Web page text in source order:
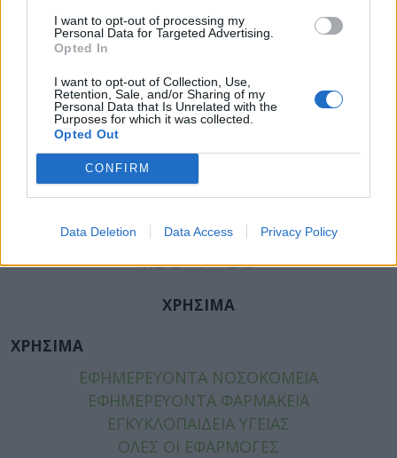
I want to opt-out of processing my
Personal Data for Targeted Advertising.
Opted In
I want to opt-out of Collection, Use,
Retention, Sale, and/or Sharing of my
Personal Data that Is Unrelated with the
Purposes for which it was collected.
Opted Out
CONFIRM
Data Deletion Data Access Privacy Policy
ΕΙΔΗΣΕΙΣ
ΥΓΕΙΑ
ΨΥΧΙΚΗ ΥΓΕΙΑ
ΔΙΑΤΡΟΦΗ
TIPS
HEALTH TALKS
ΧΡΗΣΙΜΑ
ΧΡΗΣΙΜΑ
ΕΦΗΜΕΡΕΥΟΝΤΑ ΝΟΣΟΚΟΜΕΙΑ
ΕΦΗΜΕΡΕΥΟΝΤΑ ΦΑΡΜΑΚΕΙΑ
ΕΓΚΥΚΛΟΠΑΙΔΕΙΑ ΥΓΕΙΑΣ
ΟΛΕΣ ΟΙ ΕΦΑΡΜΟΓΕΣ